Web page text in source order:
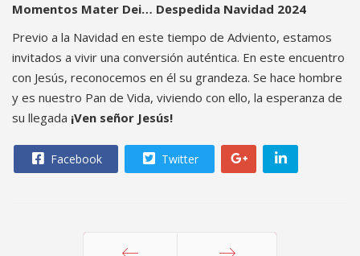
Momentos Mater Dei… Despedida Navidad 2024
Previo a la Navidad en este tiempo de Adviento, estamos
invitados a vivir una conversión auténtica. En este encuentro
con Jesús, reconocemos en él su grandeza. Se hace hombre
y es nuestro Pan de Vida, viviendo con ello, la esperanza de
su llegada ¡Ven señor Jesús!
Facebook Twitter